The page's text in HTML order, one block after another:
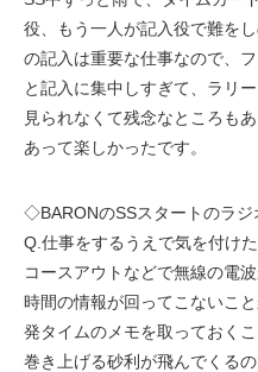
役、もう一人が記入役で難を
の記入は重要な仕事なので、
と記入に集中しすぎて、ラリ
見られなくて残念なところも
あって楽しかったです。
◇BARONのSSスタートのラジ
Q.仕事をするうえで気を付け
コースアウトなどで無線の電
時間の情報が回ってこないこ
発タイムのメモを取っておく
巻き上げる砂利が飛んでくる